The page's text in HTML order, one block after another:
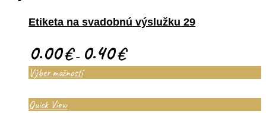
Etiketa na svadobnú výslužku 29
0.00€– 0.40€
Výber možností
Quick View